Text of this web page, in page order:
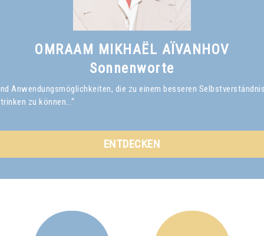
OMRAAM MIKHAËL AÏVANHOV
Sonnenworte
Anwendungsmöglichkeiten, die zu einem besseren
zu können…“
ENTDECKEN